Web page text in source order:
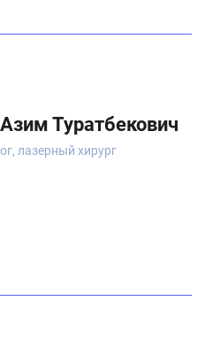
Туратбекович
лазерный хирург